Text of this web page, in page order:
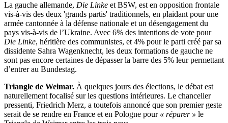
La gauche allemande, Die Linke et BSW, est en opposition frontale
vis-à-vis des deux 'grands partis' traditionnels, en plaidant pour une
armée cantonnée à la défense nationale et un désengagement du
pays vis-à-vis de l’Ukraine. Avec 6% des intentions de vote pour
Die Linke, héritière des communistes, et 4% pour le parti créé par sa
dissidente Sahra Wagenknecht, les deux formations de gauche ne
sont pas encore certaines de dépasser la barre des 5% leur permettant
d’entrer au Bundestag.
Triangle de Weimar. À quelques jours des élections, le débat est
naturellement focalisé sur les questions intérieures. Le chancelier
pressenti, Friedrich Merz, a toutefois annoncé que son premier geste
serait de se rendre en France et en Pologne pour « réparer » le